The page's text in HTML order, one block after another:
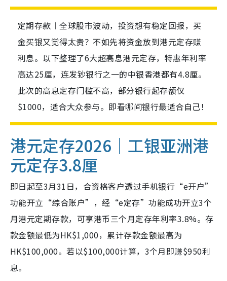
定期存款︱全球股市波动，投资想有稳定回报，买
金买银又觉得太贵？不如先将资金放到港元定存赚
利息。以下整理了6大超高息港元定存，特惠年利率
高达25厘，连发钞银行之一的中银香港都有4.8厘。
此次的高息定存门槛不高，部分银行起存额仅
$1000，适合大众参与。即看哪间银行最适合自己！
港元定存2026｜工银亚洲港
元定存3.8厘
即日起至3月31日，合资格客户透过手机银行“e开户”
功能开立“综合账户”，经“e定存”功能成功开立3个
月港元定期存款，可享港币三个月定存年利率3.8%。存
款金额最低为HK$1,000，累计存款金额最高为
HK$100,000。若以$100,000计算，3个月即赚$950利
息。